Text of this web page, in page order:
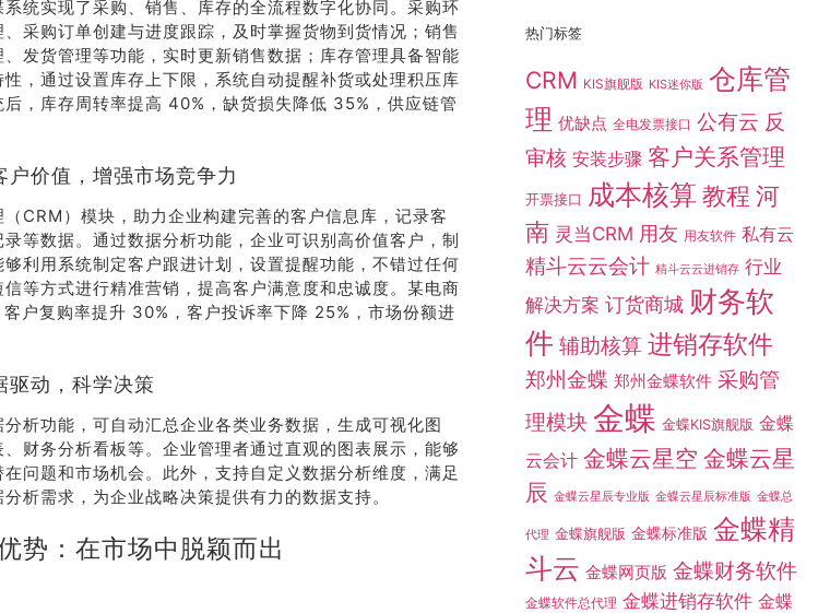
销售
热线
400-178-
3238
在线沟
通
统实现了采购、销售、库存的全流程数字化协同。采购环
采购订单创建与进度跟踪，及时掌握货物到货情况；销售
发货管理等功能，实时更新销售数据；库存管理具备智能
，通过设置库存上下限，系统自动提醒补货或处理积压库
，库存周转率提高 40%，缺货损失降低 35%，供应链管
价值，增强市场竞争力
CRM）模块，助力企业构建完善的客户信息库，记录客
等数据。通过数据分析功能，企业可识别高价值客户，制
利用系统制定客户跟进计划，设置提醒功能，不错过任何
等方式进行精准营销，提高客户满意度和忠诚度。某电商
户复购率提升 30%，客户投诉率下降 25%，市场份额进
驱动，科学决策
析功能，可自动汇总企业各类业务数据，生成可视化图
财务分析看板等。企业管理者通过直观的图表展示，能够
问题和市场机会。此外，支持自定义数据分析维度，满足
析需求，为企业战略决策提供有力的数据支持。
势：在市场中脱颖而出
热门标签
CRM KIS旗舰版 KIS迷你版 仓库管
理 优缺点 全电发票接口 公有云 反
审核 安装步骤 客户关系管理
开票接口 成本核算 教程 河
南 灵当CRM 用友 用友软件 私有云
精斗云云会计 精斗云云进销存 行业
解决方案 订货商城 财务软
件 辅助核算 进销存软件
郑州金蝶 郑州金蝶软件 采购管
理模块 金蝶 金蝶KIS旗舰版 金蝶
云会计 金蝶云星空 金蝶云星
辰 金蝶云星辰专业版 金蝶云星辰标准版 金蝶总
代理 金蝶旗舰版 金蝶标准版 金蝶精
斗云 金蝶网页版 金蝶财务软件
金蝶软件总代理 金蝶进销存软件 金蝶